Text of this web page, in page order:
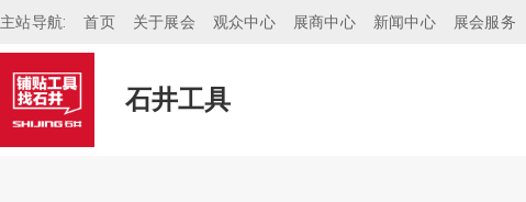
主站导航: 首页 关于展会 观众中心 展商中心 新闻中心 展会服务
石井工具